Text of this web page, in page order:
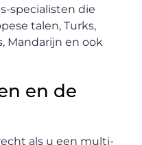
specialisten die
talen, Turks,
Mandarijn en ook
en de
als u een multi-